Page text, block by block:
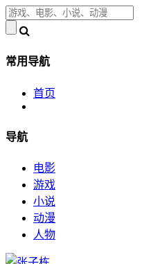
常用导航
首页
导航
电影
游戏
小说
动漫
人物